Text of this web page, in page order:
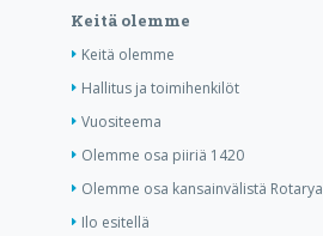
Keitä olemme
Keitä olemme
Hallitus ja toimihenkilöt
Vuositeema
Olemme osa piiriä 1420
Olemme osa kansainvälistä Rotarya
Ilo esitellä